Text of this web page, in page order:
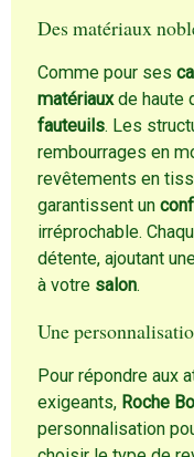
Des matériaux
Comme pour ses
matériauxde haute
fauteuils. Les
rembourrages en
revêtements en
garantissent un
irréprochable.
détente, ajoutant
à votre salon.
Une
Pour répondre aux
exigeants, Roche
personnalisation